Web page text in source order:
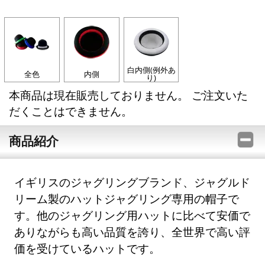
全色 内側 白内側(例外あ
り)
本商品は現在販売しておりません。 ご注文いた
だくことはできません。
商品紹介
イギリスのジャグリングブランド、ジャグルド
リーム製のハットジャグリング専用の帽子で
す。他のジャグリング用ハットに比べて安価で
ありながらも高い品質を誇り、全世界で高い評
価を受けているハットです。